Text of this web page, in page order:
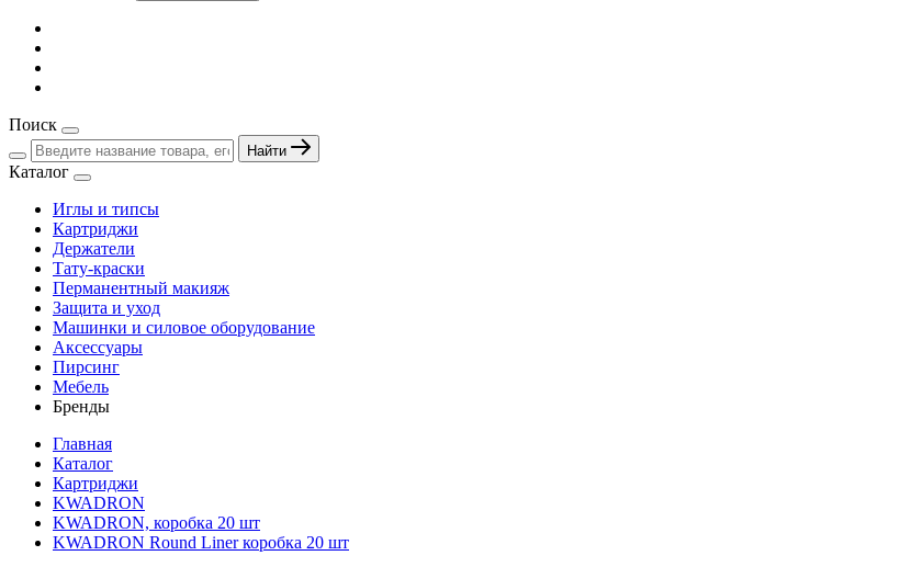
Поиск
Найти
Каталог
Иглы и типсы
Картриджи
Держатели
Тату-краски
Перманентный макияж
Защита и уход
Машинки и силовое оборудование
Аксессуары
Пирсинг
Мебель
Бренды
Главная
Каталог
Картриджи
KWADRON
KWADRON, коробка 20 шт
KWADRON Round Liner коробка 20 шт